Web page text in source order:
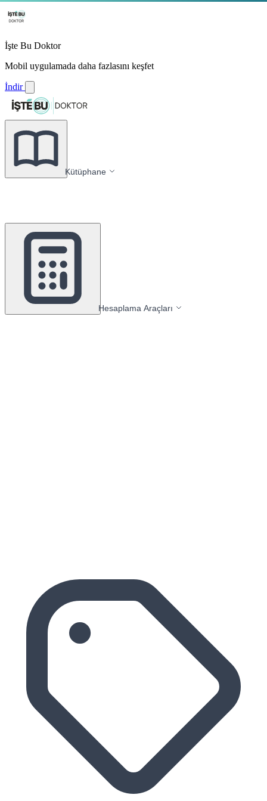
İşte Bu Doktor
Mobil uygulamada daha fazlasını keşfet
İndir
Kütüphane
Hesaplama Araçları